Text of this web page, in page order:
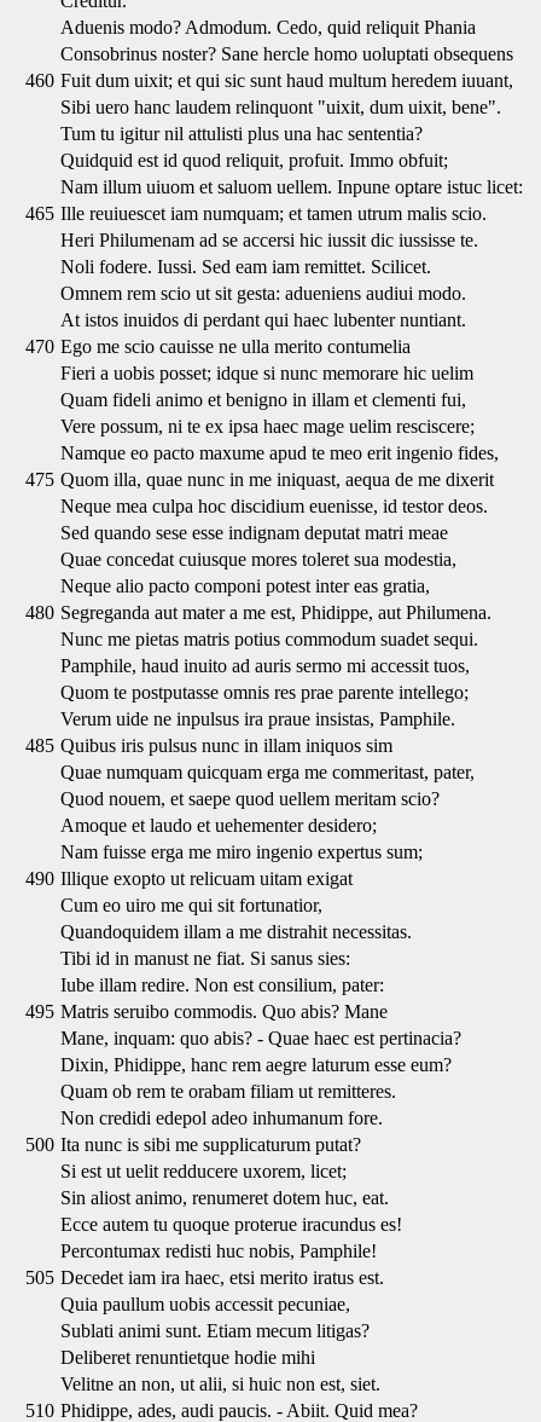
Aduenis modo? Admodum. Cedo, quid reliquit Phania
Consobrinus noster? Sane hercle homo uoluptati obsequens
460 Fuit dum uixit; et qui sic sunt haud multum heredem iuuant,
Sibi uero hanc laudem relinquont "uixit, dum uixit, bene".
Tum tu igitur nil attulisti plus una hac sententia?
Quidquid est id quod reliquit, profuit. Immo obfuit;
Nam illum uiuom et saluom uellem. Inpune optare istuc licet:
465 Ille reuiuescet iam numquam; et tamen utrum malis scio.
Heri Philumenam ad se accersi hic iussit dic iussisse te.
Noli fodere. Iussi. Sed eam iam remittet. Scilicet.
Omnem rem scio ut sit gesta: adueniens audiui modo.
At istos inuidos di perdant qui haec lubenter nuntiant.
470 Ego me scio cauisse ne ulla merito contumelia
Fieri a uobis posset; idque si nunc memorare hic uelim
Quam fideli animo et benigno in illam et clementi fui,
Vere possum, ni te ex ipsa haec mage uelim resciscere;
Namque eo pacto maxume apud te meo erit ingenio fides,
475 Quom illa, quae nunc in me iniquast, aequa de me dixerit
Neque mea culpa hoc discidium euenisse, id testor deos.
Sed quando sese esse indignam deputat matri meae
Quae concedat cuiusque mores toleret sua modestia,
Neque alio pacto componi potest inter eas gratia,
480 Segreganda aut mater a me est, Phidippe, aut Philumena.
Nunc me pietas matris potius commodum suadet sequi.
Pamphile, haud inuito ad auris sermo mi accessit tuos,
Quom te postputasse omnis res prae parente intellego;
Verum uide ne inpulsus ira praue insistas, Pamphile.
485 Quibus iris pulsus nunc in illam iniquos sim
Quae numquam quicquam erga me commeritast, pater,
Quod nouem, et saepe quod uellem meritam scio?
Amoque et laudo et uehementer desidero;
Nam fuisse erga me miro ingenio expertus sum;
490 Illique exopto ut relicuam uitam exigat
Cum eo uiro me qui sit fortunatior,
Quandoquidem illam a me distrahit necessitas.
Tibi id in manust ne fiat. Si sanus sies:
Iube illam redire. Non est consilium, pater:
495 Matris seruibo commodis. Quo abis? Mane
Mane, inquam: quo abis? - Quae haec est pertinacia?
Dixin, Phidippe, hanc rem aegre laturum esse eum?
Quam ob rem te orabam filiam ut remitteres.
Non credidi edepol adeo inhumanum fore.
500 Ita nunc is sibi me supplicaturum putat?
Si est ut uelit redducere uxorem, licet;
Sin aliost animo, renumeret dotem huc, eat.
Ecce autem tu quoque proterue iracundus es!
Percontumax redisti huc nobis, Pamphile!
505 Decedet iam ira haec, etsi merito iratus est.
Quia paullum uobis accessit pecuniae,
Sublati animi sunt. Etiam mecum litigas?
Deliberet renuntietque hodie mihi
Velitne an non, ut alii, si huic non est, siet.
510 Phidippe, ades, audi paucis. - Abiit. Quid mea?